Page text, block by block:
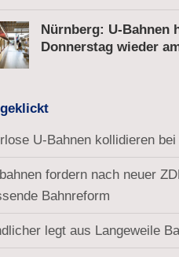
Nürnberg: U-Bahnen
Donnerstag wieder
U-Bahnen kollidieren
fordern nach neuer
Bahnreform
legt aus Langeweile